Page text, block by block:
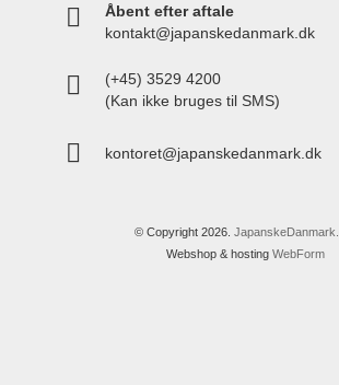
Åbent efter aftale
kontakt@japanskedanmark.dk
(+45) 3529 4200
(Kan ikke bruges til SMS)
kontoret@japanskedanmark.dk
© Copyright 2026.
Webshop & hosting WebForm